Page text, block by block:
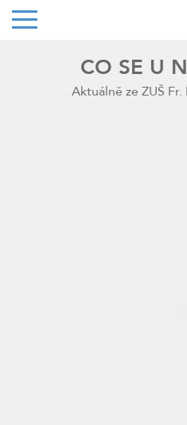
CO SE U
Aktuálně ze ZUŠ